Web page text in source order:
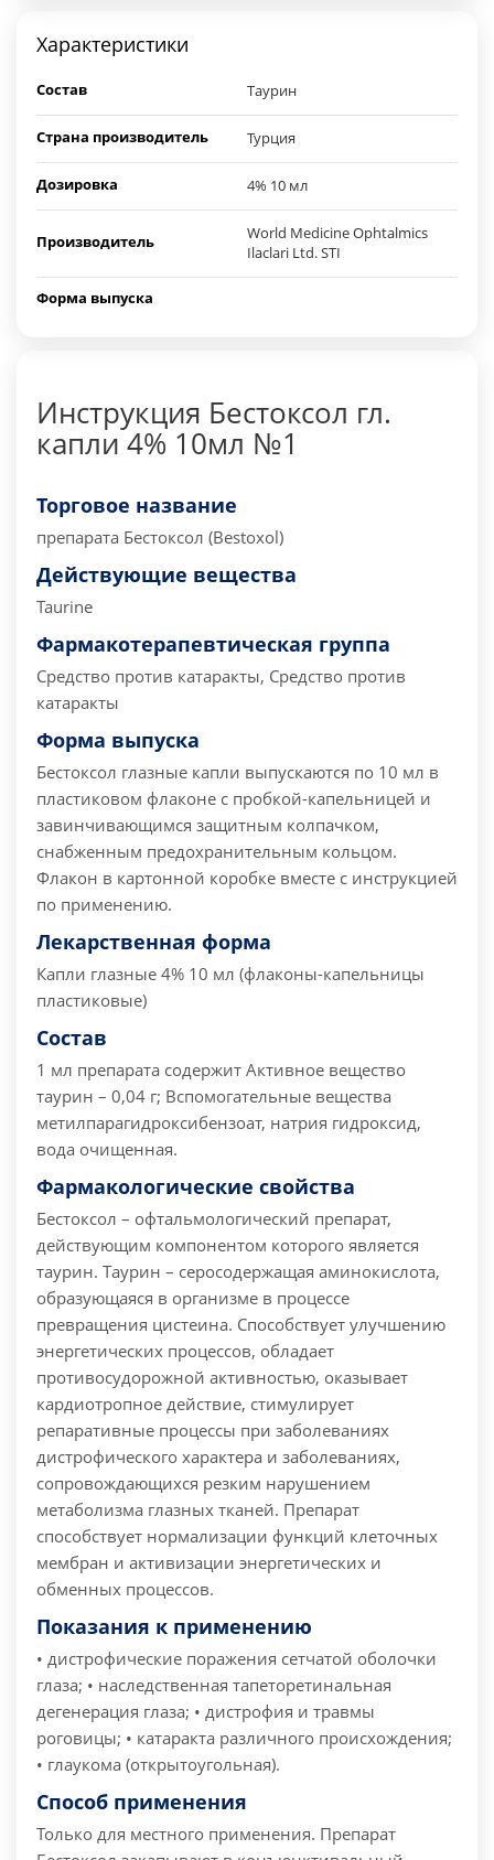
Характеристики
Состав Таурин
Страна производитель Турция
Дозировка 4% 10 мл
Производитель
World Medicine Ophtalmics
Ilaclari Ltd. STI
Форма выпуска
Инструкция Бестоксол гл.
капли 4% 10мл №1
Торговое название
препарата Бестоксол (Bestoxol)
Действующие вещества
Taurine
Фармакотерапевтическая группа
Средство против катаракты, Средство против
катаракты
Форма выпуска
Бестоксол глазные капли выпускаются по 10 мл в
пластиковом флаконе с пробкой-капельницей и
завинчивающимся защитным колпачком,
снабженным предохранительным кольцом.
Флакон в картонной коробке вместе с инструкцией
по применению.
Лекарственная форма
Капли глазные 4% 10 мл (флаконы-капельницы
пластиковые)
Состав
1 мл препарата содержит Активное вещество
таурин – 0,04 г; Вспомогательные вещества
метилпарагидроксибензоат, натрия гидроксид,
вода очищенная.
Фармакологические свойства
Бестоксол – офтальмологический препарат,
действующим компонентом которого является
таурин. Таурин – серосодержащая аминокислота,
образующаяся в организме в процессе
превращения цистеина. Способствует улучшению
энергетических процессов, обладает
противосудорожной активностью, оказывает
кардиотропное действие, стимулирует
репаративные процессы при заболеваниях
дистрофического характера и заболеваниях,
сопровождающихся резким нарушением
метаболизма глазных тканей. Препарат
способствует нормализации функций клеточных
мембран и активизации энергетических и
обменных процессов.
Показания к применению
• дистрофические поражения сетчатой оболочки
глаза; • наследственная тапеторетинальная
дегенерация глаза; • дистрофия и травмы
роговицы; • катаракта различного происхождения;
• глаукома (открытоугольная).
Способ применения
Только для местного применения. Препарат